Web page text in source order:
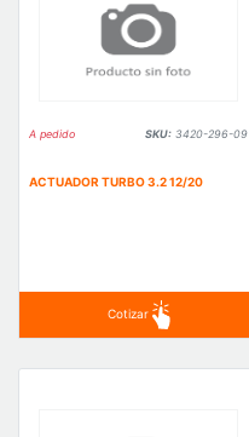
A pedido SKU: 3420-296-09
ACTUADOR TURBO 3.2 12/20
Cotizar